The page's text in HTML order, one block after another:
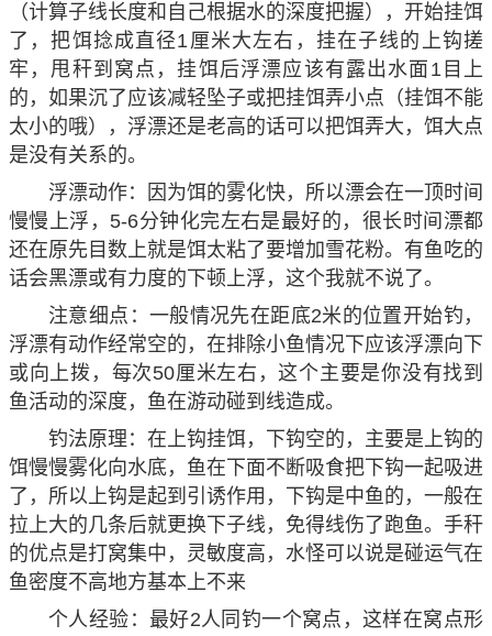
（计算子线长度和自己根据水的深度把握），开始挂饵
了，把饵捻成直径1厘米大左右，挂在子线的上钩搓
牢，甩秆到窝点，挂饵后浮漂应该有露出水面1目上
的，如果沉了应该减轻坠子或把挂饵弄小点（挂饵不能
太小的哦），浮漂还是老高的话可以把饵弄大，饵大点
是没有关系的。
浮漂动作：因为饵的雾化快，所以漂会在一顶时间
慢慢上浮，5-6分钟化完左右是最好的，很长时间漂都
还在原先目数上就是饵太粘了要增加雪花粉。有鱼吃的
话会黑漂或有力度的下顿上浮，这个我就不说了。
注意细点：一般情况先在距底2米的位置开始钓，
浮漂有动作经常空的，在排除小鱼情况下应该浮漂向下
或向上拨，每次50厘米左右，这个主要是你没有找到
鱼活动的深度，鱼在游动碰到线造成。
钓法原理：在上钩挂饵，下钩空的，主要是上钩的
饵慢慢雾化向水底，鱼在下面不断吸食把下钩一起吸进
了，所以上钩是起到引诱作用，下钩是中鱼的，一般在
拉上大的几条后就更换下子线，免得线伤了跑鱼。手秆
的优点是打窝集中，灵敏度高，水怪可以说是碰运气在
鱼密度不高地方基本上不来
个人经验：最好2人同钓一个窝点，这样在窝点形